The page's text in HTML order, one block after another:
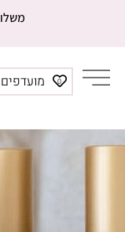
מועדפים 0